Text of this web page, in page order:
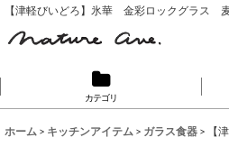
【津軽びいどろ】氷華 金彩ロックグラ
カテゴリ
ホーム > キッチンアイテム > ガラス食器 > 【